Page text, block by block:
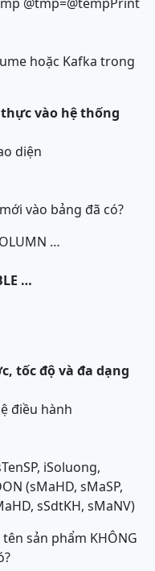
hoặc Kafka trong
vào hệ thống
diện
vào bảng đã có?
…
…
tốc độ và đa dạng
điều hành
iSoluong,
(sMaHD, sMaSP,
sSdtKH, sMaNV)
sản phẩm KHÔNG